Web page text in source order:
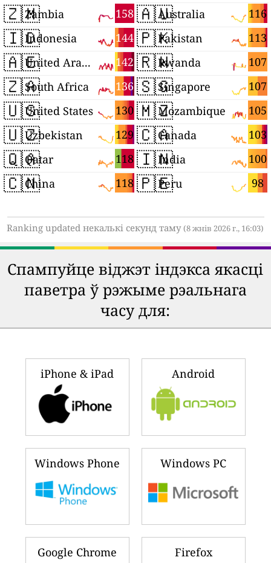
🇿🇲 158
Zambia
🇮🇩 144
Indonesia
🇦🇪 142
United Arab Emirates
🇿🇦 136
South Africa
🇺🇸 130
United States
🇺🇿 129
Uzbekistan
🇶🇦 118
Qatar
🇨🇳 118
China
🇦🇺 116
Australia
🇵🇰 113
Pakistan
🇷🇼 107
Rwanda
🇸🇬 107
Singapore
🇲🇿 105
Mozambique
🇨🇦 103
Canada
🇮🇳 100
India
🇵🇪 98
Peru
Ranking updated некалькі секунд таму(8 жнів 2026 г., 16:03)
Спампуйце віджэт індэкса якасці
паветра ў рэжыме рэальнага
часу для:
iPhone & iPad Android
Windows Phone Windows PC
Google Chrome Firefox